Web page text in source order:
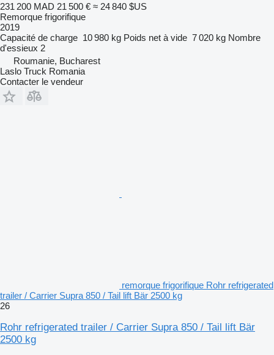
231 200 MAD 21 500 € ≈ 24 840 $US
Remorque frigorifique
2019
Capacité de charge 10 980 kg Poids net à vide 7 020 kg Nombre
d'essieux 2
Roumanie, Bucharest
Laslo Truck Romania
Contacter le vendeur
remorque frigorifique Rohr refrigerated
trailer / Carrier Supra 850 / Tail lift Bär 2500 kg
26
Rohr refrigerated trailer / Carrier Supra 850 / Tail lift Bär
2500 kg